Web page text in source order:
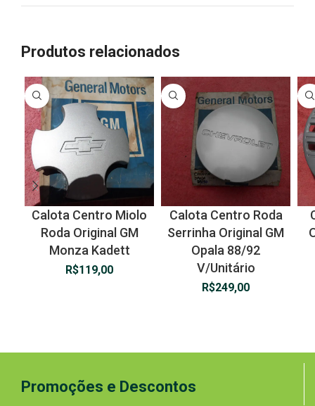
Produtos relacionados
Calota Centro Miolo
Roda Original GM
Monza Kadett
R$119,00
Calota Centro Roda
Serrinha Original GM
Opala 88/92
V/Unitário
R$249,00
Promoções e Descontos